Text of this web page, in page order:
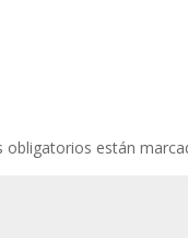
obligatorios están